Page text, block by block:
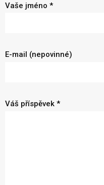
Vaše jméno *
E-mail (nepovinné)
Váš příspěvek *